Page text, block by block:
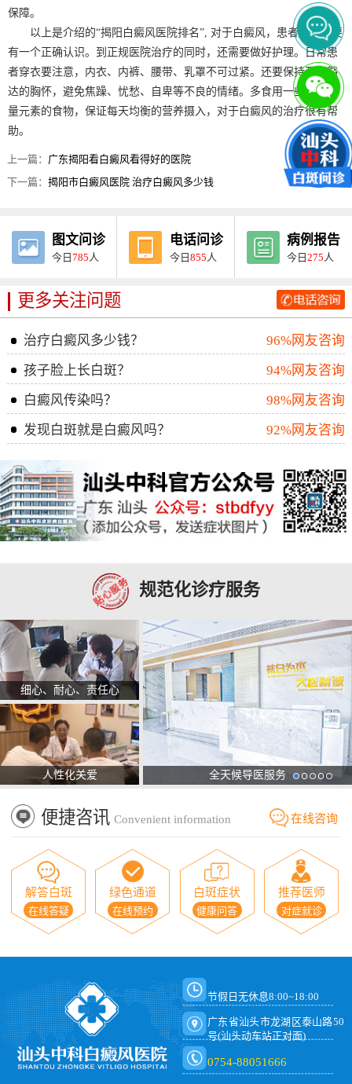
保障。
以上是介绍的“揭阳白癜风医院排名”, 对于白癜风，患者朋友需要
有一个正确认识。到正规医院治疗的同时，还需要做好护理。日常患
者穿衣要注意，内衣、内裤、腰带、乳罩不可过紧。还要保持开朗豁
达的胸怀，避免焦躁、忧愁、自卑等不良的情绪。多食用一些富含微
量元素的食物，保证每天均衡的营养摄入，对于白癜风的治疗很有帮
助。
上一篇： 广东揭阳看白癜风看得好的医院
下一篇：揭阳市白癜风医院 治疗白癜风多少钱
图文问诊
今日785 人
电话问诊
今日855 人
病例报告
今日275 人
更多关注问题
治疗白癜风多少钱？
96%网友咨询
孩子脸上长白斑？
94%网友咨询
白癜风传染吗？
98%网友咨询
发现白斑就是白癜风吗？
92%网友咨询
规范化诊疗服务
细心、耐心、责任心
人性化关爱 全天候导医服务
便捷咨讯 Convenient information 在线咨询
解答白斑
在线答疑
绿色通道
在线预约
白斑症状
健康问答
推荐医师
对症就诊
节假日无休息8:00~18:00
广东省汕头市龙湖区泰山路50
号(汕头动车站正对面)
0754-88051666